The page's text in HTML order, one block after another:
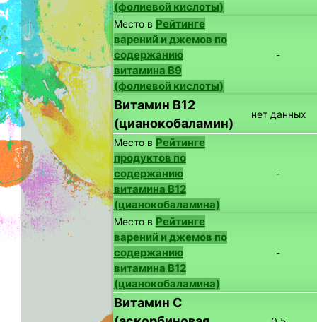
(фолиевой кислоты)
Место в Рейтинге
варений и джемов по
содержанию
витамина B9
(фолиевой кислоты)
-
Витамин B12
(цианокобаламин)
нет данных
Место в Рейтинге
продуктов по
содержанию
витамина B12
(цианокобаламина)
-
Место в Рейтинге
варений и джемов по
содержанию
витамина B12
(цианокобаламина)
-
Витамин C